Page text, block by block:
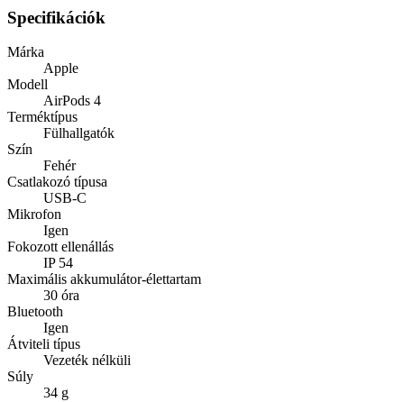
Specifikációk
Márka
Apple
Modell
AirPods 4
Terméktípus
Fülhallgatók
Szín
Fehér
Csatlakozó típusa
USB-C
Mikrofon
Igen
Fokozott ellenállás
IP 54
Maximális akkumulátor-élettartam
30 óra
Bluetooth
Igen
Átviteli típus
Vezeték nélküli
Súly
34 g